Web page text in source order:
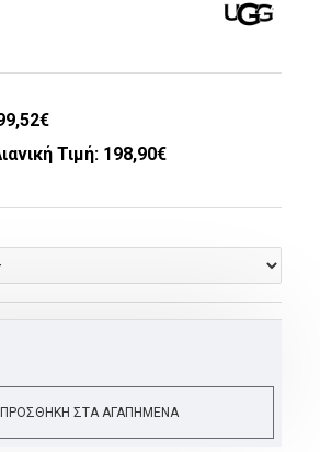
Τιμή: 198,90€
ΠΡΟΣΘΉΚΗ ΣΤΑ ΑΓΑΠΗΜΈΝΑ